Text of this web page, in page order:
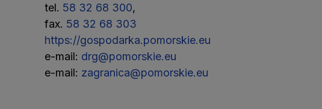
tel. 58 32 68 300,
fax. 58 32 68 303
https://gospodarka.pomorskie.eu
e-mail: drg@pomorskie.eu
e-mail: zagranica@pomorskie.eu